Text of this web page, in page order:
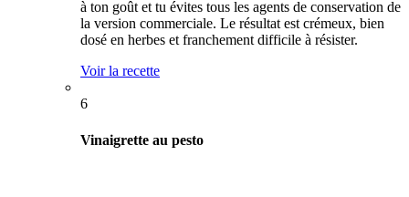
à ton goût et tu évites tous les agents de conservation de
la version commerciale. Le résultat est crémeux, bien
dosé en herbes et franchement difficile à résister.
Voir la recette
6
Vinaigrette au pesto